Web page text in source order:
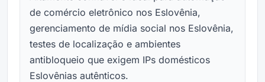
de comércio eletrônico nos Eslovênia,
gerenciamento de mídia social nos Eslovênia,
testes de localização e ambientes
antibloqueio que exigem IPs domésticos
Eslovênias autênticos.